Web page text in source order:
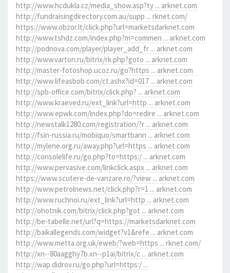
http://www.hcdukla.cz/media_show.asp?ty ... arknet.com
http://fundraisingdirectory.com.au/supp ... rknet.com/
https://www.obzor.lt/click.php?url=marketsdarknet.com
http://www.tshdz.com/index.php?m=commen ... arknet.com
http://podnova.com/player/player_add_fr ... arknet.com
http://www.varton.ru/bitrix/rk.php?goto ... arknet.com
http://master-fotoshop.ucoz.ru/go?https ... arknet.com
http://www.lifeasbob.com/ct.ashx?id=017 ... arknet.com
http://spb-office.com/bitrix/click.php? ... arknet.com
http://www.kraeved.ru/ext_link?url=http ... arknet.com
http://www.epwk.com/index.php?do=redire ... arknet.com
http://newstalk1280.com/registration/?r ... arknet.com
http://fsin-russia.ru/mobiquo/smartbann ... arknet.com
http://mylene.org.ru/away.php?url=https ... arknet.com
http://consolelife.ru/go.php?to=https:/ ... arknet.com
http://www.pervasive.com/linkclick.aspx ... arknet.com
https://www.scutere-de-vanzare.ro/?view ... arknet.com
http://www.petrolnews.net/click.php?r=1 ... arknet.com
http://www.ruchnoi.ru/ext_link?url=http ... arknet.com
http://ohotnik.com/bitrix/click.php?got ... arknet.com
http://be-tabelle.net/url?q=https://marketsdarknet.com
http://baikallegends.com/widget?v1&refe ... arknet.com
http://www.metta.org.uk/eweb/?web=https ... rknet.com/
http://xn--80aagghy7b.xn--p1ai/bitrix/c ... arknet.com
http://wap.didrov.ru/go.php?url=https:/ ...